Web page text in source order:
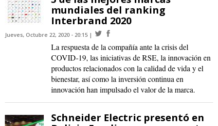
mundiales del ranking
Interbrand 2020
Jueves, Octubre 22, 2020 - 20:15
La respuesta de la compañía ante la crisis del
COVID-19, las iniciativas de RSE, la innovación en
productos relacionados con la calidad de vida y el
bienestar, así como la inversión continua en
innovación han impulsado el valor de la marca.
Schneider Electric presentó en